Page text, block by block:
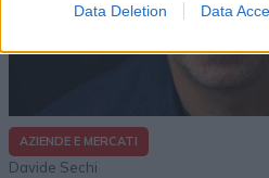
Data Deletion Data
AZIENDE E MERCATI
Davide Sechi